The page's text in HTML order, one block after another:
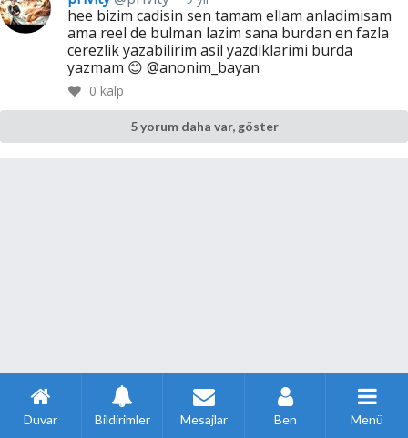
hee bizim cadisin sen tamam ellam anladimisam
ama reel de bulman lazim sana burdan en fazla
cerezlik yazabilirim asil yazdiklarimi burda
yazmam 😊 @anonim_bayan
0 kalp
5 yorum daha var, göster
Duvar Bildirimler Mesajlar Ben Menü